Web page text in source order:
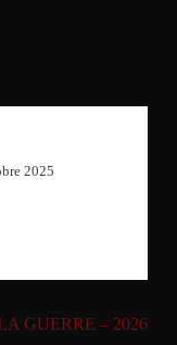
2025
GUERRE – 2026